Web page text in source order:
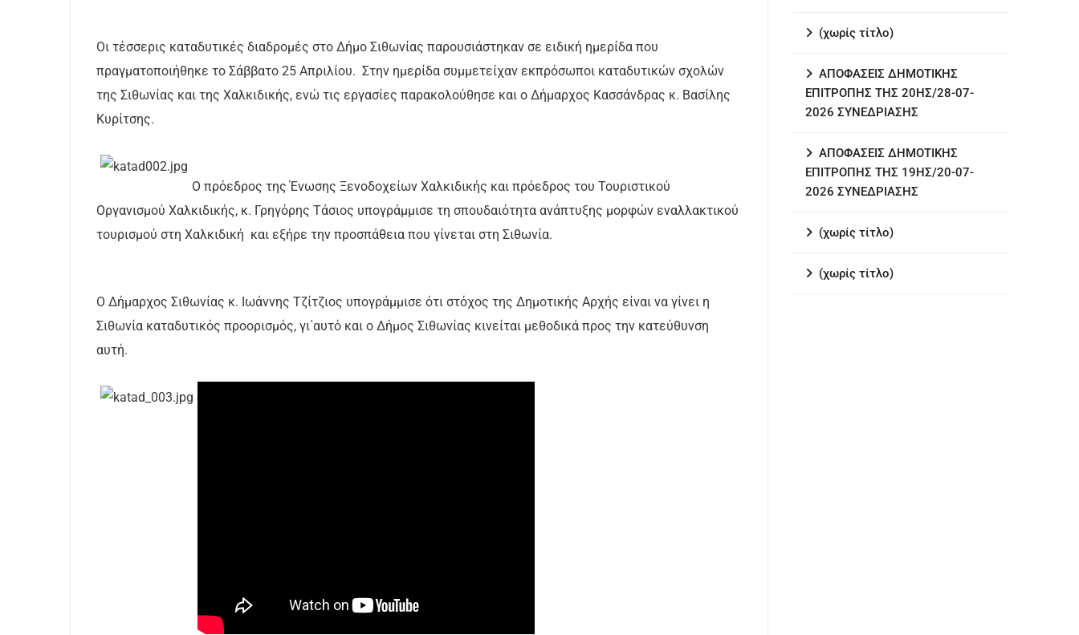
Οι τέσσερις καταδυτικές διαδρομές στο Δήμο Σιθωνίας παρουσιάστηκαν σε ειδική ημερίδα που
πραγματοποιήθηκε το Σάββατο 25 Απριλίου. Στην ημερίδα συμμετείχαν εκπρόσωποι καταδυτικών σχολών
της Σιθωνίας και της Χαλκιδικής, ενώ τις εργασίες παρακολούθησε και ο Δήμαρχος Κασσάνδρας κ. Βασίλης
Κυρίτσης.
Ο πρόεδρος της Ένωσης Ξενοδοχείων Χαλκιδικής και πρόεδρος του Τουριστικού
Οργανισμού Χαλκιδικής, κ. Γρηγόρης Τάσιος υπογράμμισε τη σπουδαιότητα ανάπτυξης μορφών εναλλακτικού
τουρισμού στη Χαλκιδική και εξήρε την προσπάθεια που γίνεται στη Σιθωνία.
Ο Δήμαρχος Σιθωνίας κ. Ιωάννης Τζίτζιος υπογράμμισε ότι στόχος της Δημοτικής Αρχής είναι να γίνει η
Σιθωνία καταδυτικός προορισμός, γι΄αυτό και ο Δήμος Σιθωνίας κινείται μεθοδικά προς την κατεύθυνση
αυτή.
(χωρίς τίτλο)
ΑΠΟΦΑΣΕΙΣ ΔΗΜΟΤΙΚΗΣ
ΕΠΙΤΡΟΠΗΣ ΤΗΣ 20ΗΣ/28-07-
2026 ΣΥΝΕΔΡΙΑΣΗΣ
ΑΠΟΦΑΣΕΙΣ ΔΗΜΟΤΙΚΗΣ
ΕΠΙΤΡΟΠΗΣ ΤΗΣ 19ΗΣ/20-07-
2026 ΣΥΝΕΔΡΙΑΣΗΣ
(χωρίς τίτλο)
(χωρίς τίτλο)